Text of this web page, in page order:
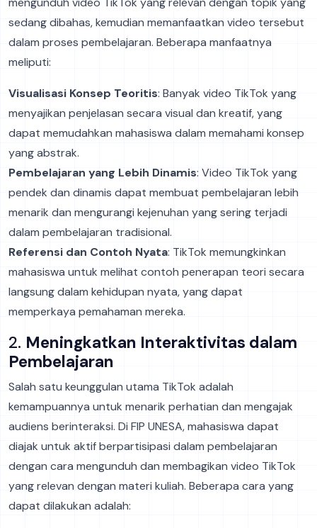
sedang dibahas, kemudian memanfaatkan video tersebut
dalam proses pembelajaran. Beberapa manfaatnya
meliputi:
Visualisasi Konsep Teoritis: Banyak video TikTok yang
menyajikan penjelasan secara visual dan kreatif, yang
dapat memudahkan mahasiswa dalam memahami konsep
yang abstrak.
Pembelajaran yang Lebih Dinamis: Video TikTok yang
pendek dan dinamis dapat membuat pembelajaran lebih
menarik dan mengurangi kejenuhan yang sering terjadi
dalam pembelajaran tradisional.
Referensi dan Contoh Nyata: TikTok memungkinkan
mahasiswa untuk melihat contoh penerapan teori secara
langsung dalam kehidupan nyata, yang dapat
memperkaya pemahaman mereka.
2. Meningkatkan Interaktivitas dalam
Pembelajaran
Salah satu keunggulan utama TikTok adalah
kemampuannya untuk menarik perhatian dan mengajak
audiens berinteraksi. Di FIP UNESA, mahasiswa dapat
diajak untuk aktif berpartisipasi dalam pembelajaran
dengan cara mengunduh dan membagikan video TikTok
yang relevan dengan materi kuliah. Beberapa cara yang
dapat dilakukan adalah: